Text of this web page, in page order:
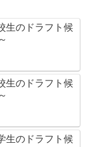
生のドラフト候
生のドラフト候
生のドラフト候